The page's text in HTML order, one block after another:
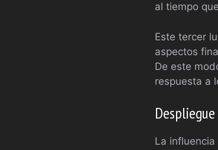
al tiempo
Este tercer
aspectos
De este
respuesta a
La influencia